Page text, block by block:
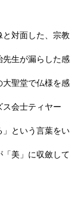
対面した、宗教
生が漏らした感
聖堂で仏様を感
会士ティヤー
という言葉をい
美」に収斂して